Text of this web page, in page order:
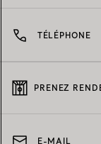
TÉLÉPHONE
PRENEZ
E-MAIL